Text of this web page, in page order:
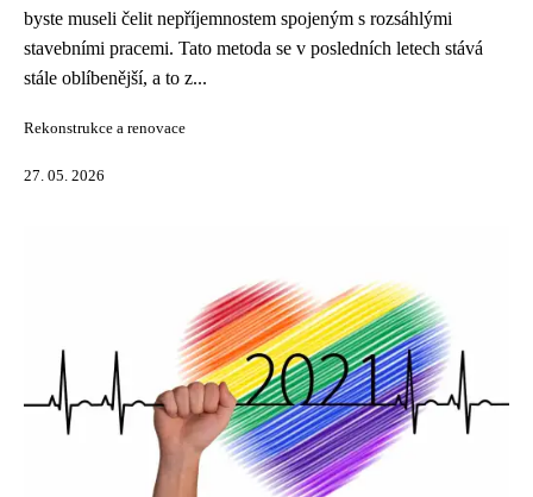
byste museli čelit nepříjemnostem spojeným s rozsáhlými
stavebními pracemi. Tato metoda se v posledních letech stává
stále oblíbenější, a to z...
Rekonstrukce a renovace
27. 05. 2026